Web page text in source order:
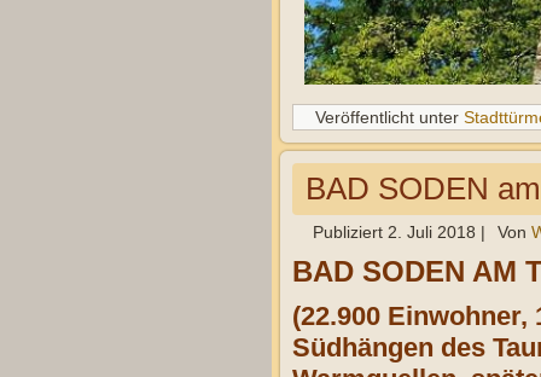
Veröffentlicht unter
BAD SODEN
Publiziert 2. Juli 2018 | Von
BAD SODEN AM
(22.900
Südhängen des